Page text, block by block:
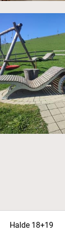
Halde 18+19